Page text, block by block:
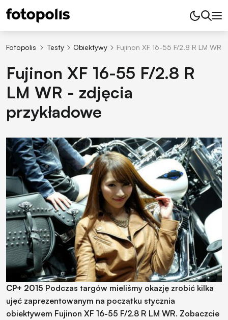
Fotopolis Testy Obiektywy Fujinon XF 16-55 F/2.8 R LM WR
Fujinon XF 16-55 F/2.8 R
LM WR - zdjęcia
przykładowe
CP+ 2015 Podczas targów mieliśmy okazję zrobić kilka
ujęć zaprezentowanym na początku stycznia
obiektywem Fujinon XF 16-55 F/2.8 R LM WR. Zobaczcie